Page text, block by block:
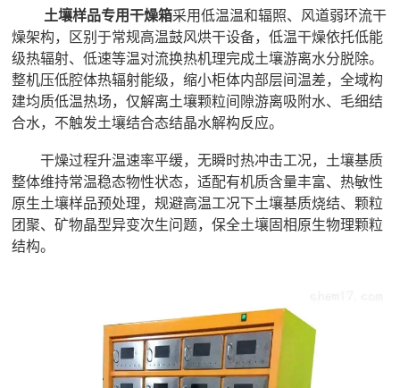
土壤样品专用干燥箱采用低温温和辐照、风道弱环流干
燥架构，区别于常规高温鼓风烘干设备，低温干燥依托低能
级热辐射、低速等温对流换热机理完成土壤游离水分脱除。
整机压低腔体热辐射能级，缩小柜体内部层间温差，全域构
建均质低温热场，仅解离土壤颗粒间隙游离吸附水、毛细结
合水，不触发土壤结合态结晶水解构反应。
干燥过程升温速率平缓，无瞬时热冲击工况，土壤基质
整体维持常温稳态物性状态，适配有机质含量丰富、热敏性
原生土壤样品预处理，规避高温工况下土壤基质烧结、颗粒
团聚、矿物晶型异变次生问题，保全土壤固相原生物理颗粒
结构。